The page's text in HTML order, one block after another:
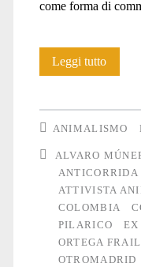
come forma di
Leggi tuttoIl
ANIMALISMO
ALVARO
ANTICORRIDA
ATTIVISTA
COLOMBIA
PILARICO
EX
ORTEGA
OTROMADRID